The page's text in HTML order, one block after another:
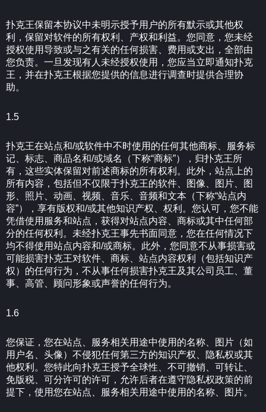
扑克王保留本协议中未明示授予用户的所有默示或其他权
利，保留对软件的所有权利、产权和利益。您同意，您未经
授权使用导致或与之有关的任何损害、费用或支出，全部由
您负责。一旦发现有人未经授权使用，您应当立即通知扑克
王，并在扑克王根据您提供的信息进行调查时提供合理协
助。
1.5
扑克王在站点和/或软件中不时使用的任何其他商标、服务标
记、标志、商品名和/或域名（下称“商标”），归扑克王所
有，这些实体保留对前述商标的所有权利。此外，站点上的
所有内容，包括但不仅限于扑克王的软件、图像、图片、图
形、照片、动画、视频、音乐、音频和文本（下称“站点内
容”），享有版权和/或其他知识产权、权利。您认可，您不能
凭借使用服务和站点，获得对站点内容、商标或其中任何部
分的任何权利。未经扑克王事先书面同意，您在任何情况下
均不得使用站点内容和/或商标。此外，您同意不从事损害或
可能损害扑克王对软件、商标、站点内容权利（包括知识产
权）的任何行为，不从事任何损害扑克王及其公司员工、董
事、高管、顾问形象或声誉的任何行为。
1.6
您保证，您在站点、服务相关用途中使用的名称、图片（如
用户名、头像）不侵犯任何第三方的知识产权、隐私权或其
他权利。您特此向扑克王授予全球性、不可撤销、可转让、
免版税、可分许可的许可，允许后者在遵守隐私权政策的前
提下，使用您在站点、服务相关用途中使用的名称、图片。